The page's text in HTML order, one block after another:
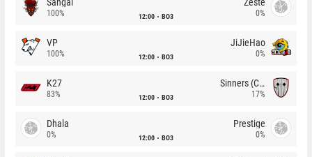
100% 12:00 BO3 0%
VP
100% 12:00 BO3
JiJieHao
0%
K27
83% 12:00 BO3
Sinners (CZ)
17%
Dhala
0% 12:00 BO3
Prestige
0%